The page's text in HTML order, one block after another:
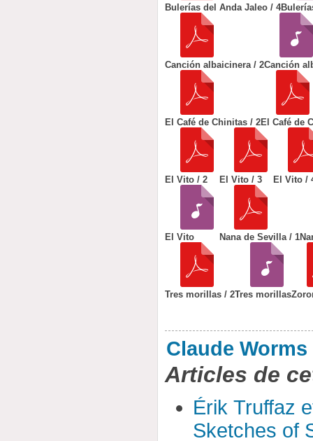
Bulerías del Anda Jaleo / 4
Canción albaicinera / 2Canción
El Café de Chinitas / 2El Café de
El Vito / 2 El Vito / 3 El Vito /
El Vito Nana de Sevilla / 1
Tres morillas / 2Tres morillas
Claude Worms
Articles de
Érik Truffaz
Sketches of